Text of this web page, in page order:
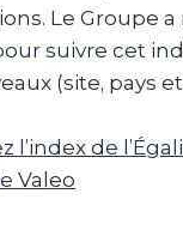
Le Groupe a
suivre cet
(site, pays
l’index de
Valeo